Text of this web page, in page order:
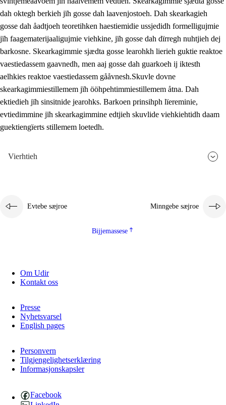
dah oktegh berkieh jïh gosse dah laavenjostoeh. Dah skearkagieh
gosse dah åadtjoeh teoretihken haestiemidie ussjedidh formelligujmie
jïh faagematerijaaligujmie viehkine, jïh gosse dah dïrregh nuhtjieh dej
barkosne. Skearkagimmie sjædta gosse learohkh lierieh guktie reaktoe
vaestiedassem gaavnedh, men aaj gosse dah guarkoeh ij iktesth
aelhkies reaktoe vaestiedassem gååvnesh.Skuvle dovne
skearkagimmiestillemem jïh ööhpehtimmiestillemem åtna. Dah
ektiedieh jïh sinsitnide jearohks. Barkoen prinsihph lïereminie,
evtiedimmine jïh skearkagimmine edtjieh skuvlide viehkiehtidh daam
guektiengïerts stillemem loetedh.
Vierhtieh
Evtebe sæjroe Minngebe sæjroe
Bijjemassese
Om Udir
Kontakt oss
Presse
Nyhetsvarsel
English pages
Personvern
Tilgjengelighetserklæring
Informasjonskapsler
Facebook